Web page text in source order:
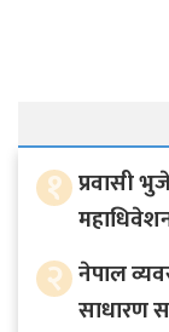
१ प्रवासी
२ नेपाल
साधारण